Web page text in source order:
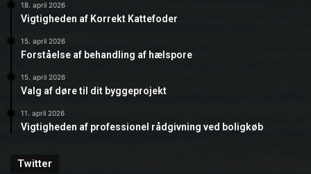
18. april 2026
Vigtigheden af Korrekt Kattefoder
15. april 2026
Forståelse af behandling af hælspore
15. april 2026
Valg af døre til dit byggeprojekt
11. april 2026
Vigtigheden af professionel rådgivning ved boligkøb
Twitter